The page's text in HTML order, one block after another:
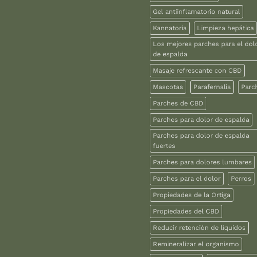
Gel antiinflamatorio natural
Kannatoria Limpieza hepática
Los mejores parches para el
de espalda
Masaje refrescante con CBD
Mascotas Parafernalia
Parches de CBD
Parches para dolor de espalda
Parches para dolor de espalda
fuertes
Parches para dolores lumbares
Parches para el dolor Perros
Propiedades de la Ortiga
Propiedades del CBD
Reducir retención de líquidos
Remineralizar el organismo